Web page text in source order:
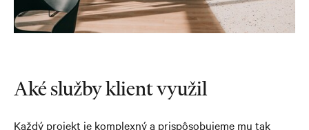
Aké služby klient využil
Každý projekt je komplexný a prispôsobujeme mu tak